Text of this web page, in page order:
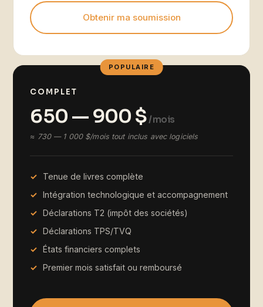
Obtenir ma soumission
POPULAIRE
COMPLET
650 — 900 $/ mois
≈ 730 — 1 000 $/mois tout inclus avec logiciels
Tenue de livres complète
Intégration technologique et accompagnement
Déclarations T2 (impôt des sociétés)
Déclarations TPS/TVQ
États financiers complets
Premier mois satisfait ou remboursé